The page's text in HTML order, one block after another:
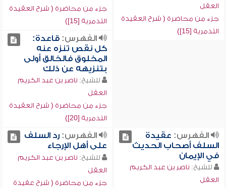
العقل
جزء من محاضرة ( شرح العقيدة
التدمرية [15])
جزء من محاضرة ( شرح العقيدة
التدمرية [15])
الفهرس:قاعدة:
كل نقص تنزه عنه
المخلوق فالخالق أولى
بتنزيهه عن ذلك
للشيخ: ناصر بن عبد الكريم
العقل
جزء من محاضرة ( شرح العقيدة
التدمرية [20])
الفهرس: عقيدة
السلف أصحاب الحديث
في الإيمان
للشيخ: ناصر بن عبد الكريم
العقل
الفهرس:رد السلف
على أهل الإرجاء
للشيخ: ناصر بن عبد الكريم
العقل
جزء من محاضرة ( شرح عقيدة